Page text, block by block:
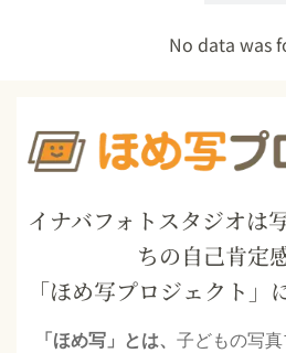
No data was
イナバフォトスタジオは
ちの自己肯定
「ほめ写プロジェクト」
「ほめ写」とは、 子どもの写